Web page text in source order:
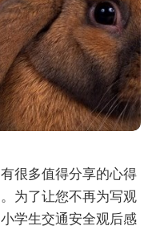
很多值得分享的心得
为了让您不再为写观
学生交通安全观后感